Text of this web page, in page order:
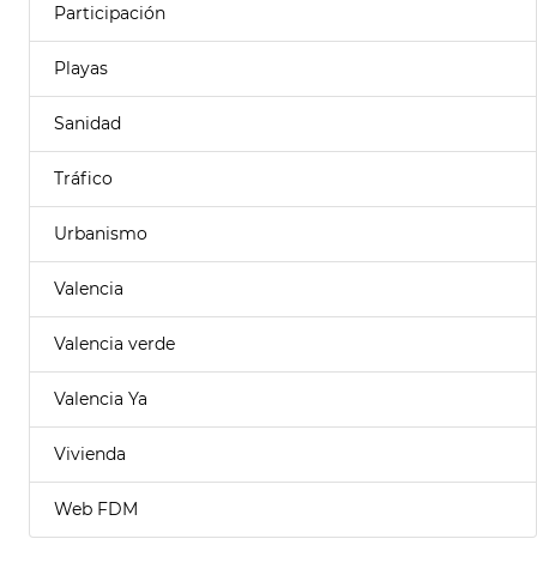
Participación
Playas
Sanidad
Tráfico
Urbanismo
Valencia
Valencia verde
Valencia Ya
Vivienda
Web FDM